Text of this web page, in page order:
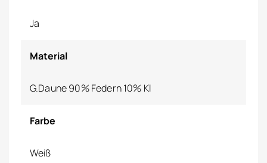
Ja
Material
G.Daune 90% Federn 10% Kl
Farbe
Weiß